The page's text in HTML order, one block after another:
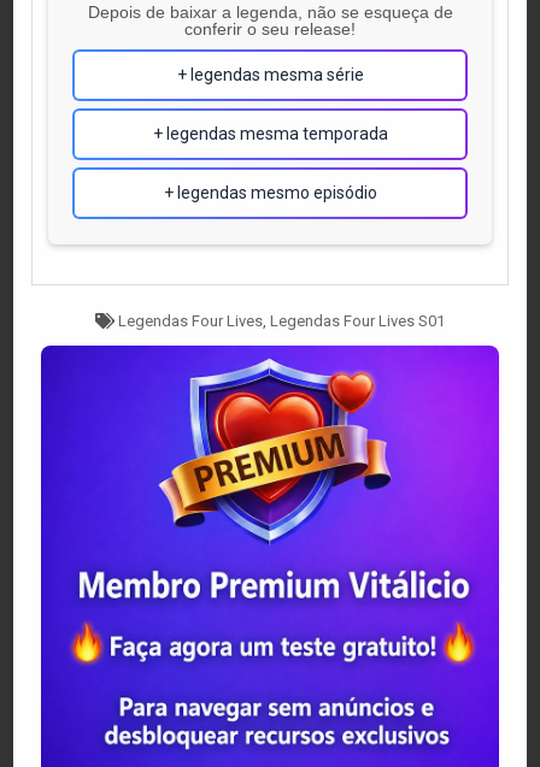
Depois de baixar a legenda, não se esqueça de
conferir o seu release!
+ legendas mesma série
+ legendas mesma temporada
+ legendas mesmo episódio
Tagged
Legendas Four Lives Legendas Four Lives S01